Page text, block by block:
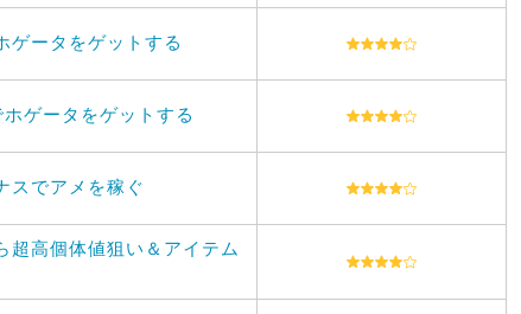
ゲータをゲットする
ゲータをゲットする
スでアメを稼ぐ
超高個体値狙い＆アイテム